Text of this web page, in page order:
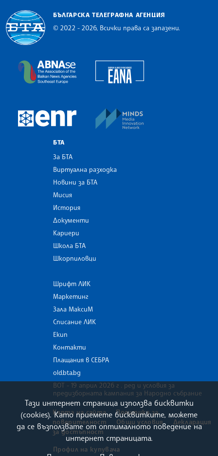
БЪЛГАРСКА ТЕЛЕГРАФНА АГЕНЦИЯ
© 2022 - 2026, Всички права са запазени.
The Assocoation of the Balkan News Agencies
European Newsroom
БТА
За БТА
Виртуална разходка
Новини за БТА
Мисия
История
Документи
Кариери
Школа БТА
Шкорпиловци
Шрифт ЛИК
Маркетинг
Зала МаксиМ
Списание ЛИК
Екип
Контакти
Плащания в СЕБРА
old.bta.bg
ВОТ - 19 април 2026 г . ред и условия за
предизборната кампания за Народно събрание
Карта на сайта
Политика за
поверителност
Общи условия
Декларация
за достъпност
Профил на купувача
Тази интернет страница използва бисквитки
(cookies). Като приемете бисквитките, можете
да се възползвате от оптималното поведение на
интернет страницата.